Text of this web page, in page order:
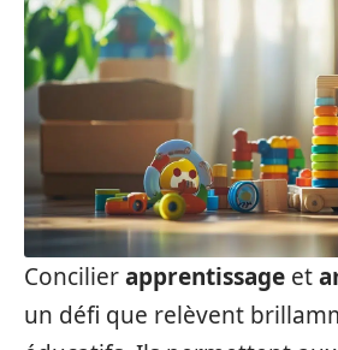
Concilierapprentissage et
un défi que relèvent